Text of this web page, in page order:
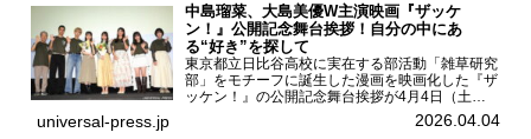
中島瑠菜、大島美優W主演映画『ザッケ
ン！』公開記念舞台挨拶！自分の中にあ
る“好き”を探して
東京都立日比谷高校に実在する部活動「雑草研究
部」をモチーフに誕生した漫画を映画化した『ザ
ッケン！』の公開記念舞台挨拶が4月4日（土）
ユナイテッドシネマお台場で開催され、出演者の
中島瑠菜、大島美優、八神遼介（ICEx）、阿佐
universal-press.jp 2026.04.04